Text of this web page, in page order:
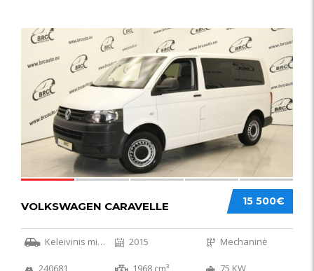
36
15 500€
VOLKSWAGEN CARAVELLE
Keleivinis mikroautobusas 2015 Mechaninė
240681 1968 cm³ 75 KW